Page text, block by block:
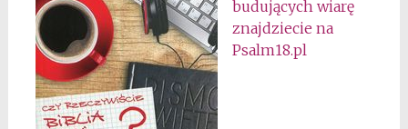
budujących wiarę
znajdziecie na
Psalm18.pl